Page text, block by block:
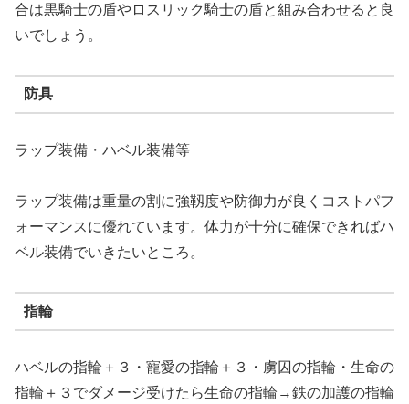
合は黒騎士の盾やロスリック騎士の盾と組み合わせると良
いでしょう。
防具
ラップ装備・ハベル装備等
ラップ装備は重量の割に強靱度や防御力が良くコストパフ
ォーマンスに優れています。体力が十分に確保できればハ
ベル装備でいきたいところ。
指輪
ハベルの指輪＋３・寵愛の指輪＋３・虜囚の指輪・生命の
指輪＋３でダメージ受けたら生命の指輪→鉄の加護の指輪